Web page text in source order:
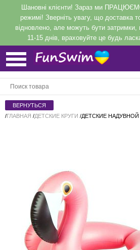
Шановні клієнти! Зараз ми
режимі! Зверніть увагу, що доставка
відновлено, але можуть бути
11-15 днів, враховуйте це будь
/ГЛАВНАЯ /ДЕТСКИЕ КРУГИ /ДЕТСКИЕ
Входили
Регистрация или